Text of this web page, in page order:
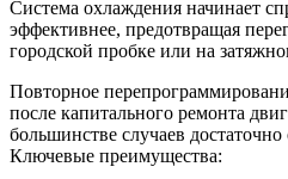
Система охлаждения начинает
эффективнее, предотвращая
городской пробке или на
Повторное
после капитального ремонта
большинстве случаев
Ключевые преимущества: